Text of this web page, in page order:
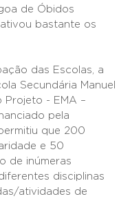
de Óbidos
bastante os
das Escolas, a
Secundária Manuel
Projeto - EMA –
pela
que 200
e 50
de inúmeras
disciplinas
atividades de